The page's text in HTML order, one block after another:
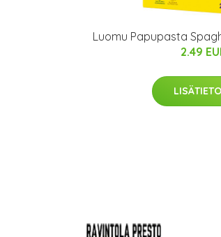
Luomu Papupasta
2.49